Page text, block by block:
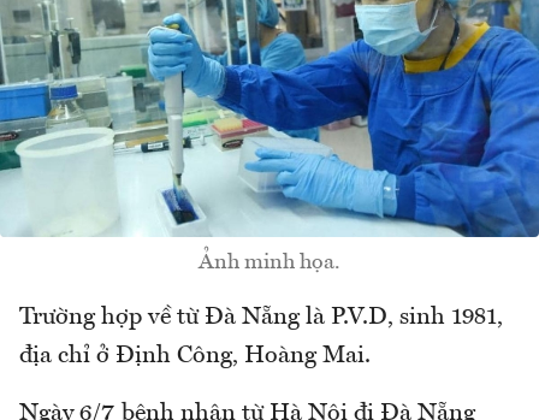
Ảnh minh họa.
Trường hợp về từ Đà Nẵng là P.V.D, sinh 1981,
địa chỉ ở Định Công, Hoàng Mai.
Ngày 6/7 bệnh nhân từ Hà Nội đi Đà Nẵng